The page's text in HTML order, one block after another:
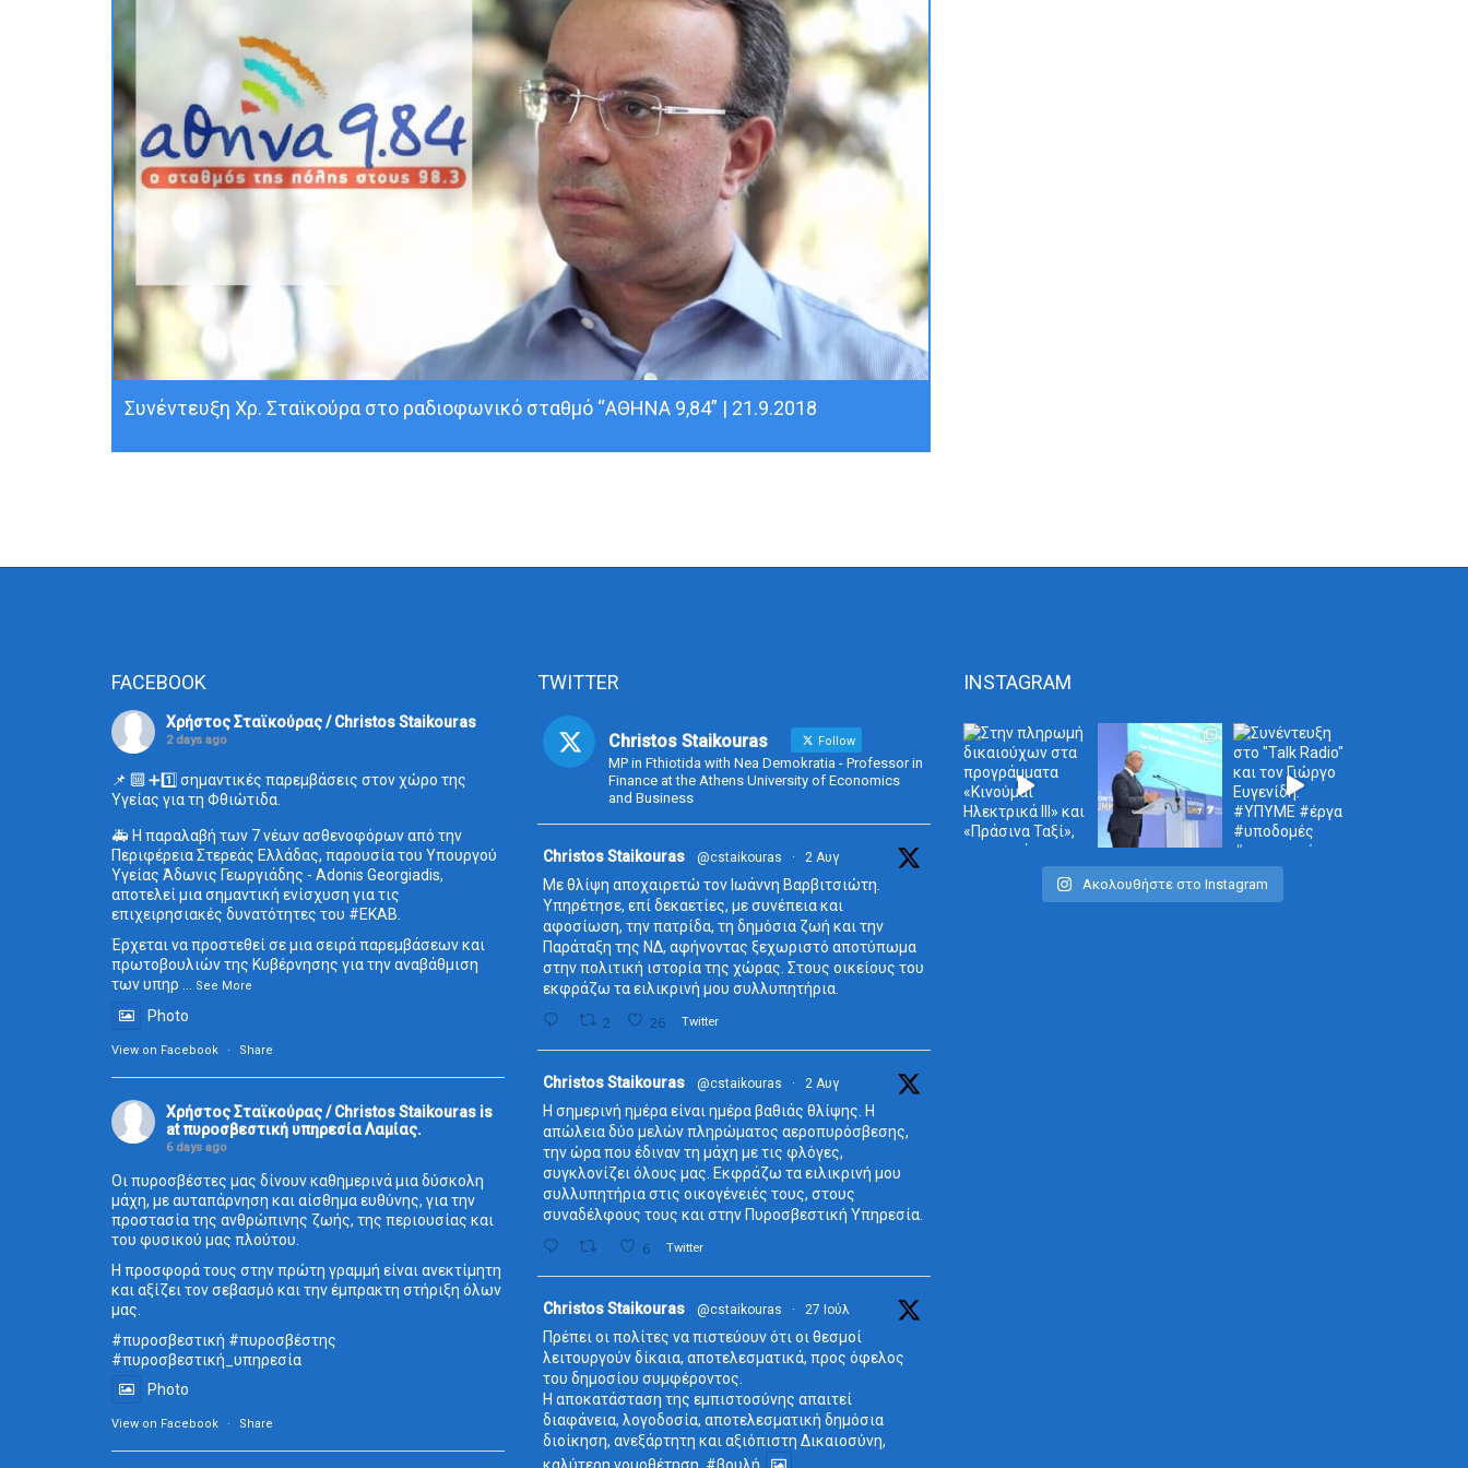
Συνέντευξη Χρ. Σταϊκούρα στο ραδιοφωνικό σταθμό “ΑΘΗΝΑ 9,84” | 21.9.2018
FACEBOOK
Χρήστος Σταϊκούρας / Christos Staikouras
2 days ago
📌 🔟 ➕1️⃣ σημαντικές παρεμβάσεις στον χώρο της
Υγείας για τη Φθιώτιδα.
🚑 Η παραλαβή των 7 νέων ασθενοφόρων από την
Περιφέρεια Στερεάς Ελλάδας, παρουσία του Υπουργού
Υγείας Άδωνις Γεωργιάδης - Adonis Georgiadis,
αποτελεί μια σημαντική ενίσχυση για τις
επιχειρησιακές δυνατότητες του #ΕΚΑΒ.
Έρχεται να προστεθεί σε μια σειρά παρεμβάσεων και
πρωτοβουλιών της Κυβέρνησης για την αναβάθμιση
των υπηρ ... See More
Photo
View on Facebook · Share
Χρήστος Σταϊκούρας / Christos Staikouras is
at πυροσβεστική υπηρεσία Λαμίας.
6 days ago
Οι πυροσβέστες μας δίνουν καθημερινά μια δύσκολη
μάχη, με αυταπάρνηση και αίσθημα ευθύνης, για την
προστασία της ανθρώπινης ζωής, της περιουσίας και
του φυσικού μας πλούτου.
Η προσφορά τους στην πρώτη γραμμή είναι ανεκτίμητη
και αξίζει τον σεβασμό και την έμπρακτη στήριξη όλων
μας.
#πυροσβεστική #πυροσβέστης
#πυροσβεστική_ υπηρεσία
Photo
View on Facebook · Share
TWITTER
Christos Staikouras Follow
MP in Fthiotida with Nea Demokratia - Professor in
Finance at the Athens University of Economics
and Business
Avata
Christos Staikouras @cstaikouras · 2 Αυγ
Με θλίψη αποχαιρετώ τον Ιωάννη Βαρβιτσιώτη.
Υπηρέτησε, επί δεκαετίες, με συνέπεια και
αφοσίωση, την πατρίδα, τη δημόσια ζωή και την
Παράταξη της ΝΔ, αφήνοντας ξεχωριστό αποτύπωμα
στην πολιτική ιστορία της χώρας. Στους οικείους του
εκφράζω τα ειλικρινή μου συλλυπητήρια.
2 26 Twitter
Avata
Christos Staikouras @cstaikouras · 2 Αυγ
Η σημερινή ημέρα είναι ημέρα βαθιάς θλίψης. Η
απώλεια δύο μελών πληρώματος αεροπυρόσβεσης,
την ώρα που έδιναν τη μάχη με τις φλόγες,
συγκλονίζει όλους μας. Εκφράζω τα ειλικρινή μου
συλλυπητήρια στις οικογένειές τους, στους
συναδέλφους τους και στην Πυροσβεστική Υπηρεσία.
6 Twitter
Christos Staikouras @cstaikouras · 27 Ιούλ
Πρέπει οι πολίτες να πιστεύουν ότι οι θεσμοί
λειτουργούν δίκαια, αποτελεσματικά, προς όφελος
του δημοσίου συμφέροντος.
Η αποκατάσταση της εμπιστοσύνης απαιτεί
διαφάνεια, λογοδοσία, αποτελεσματική δημόσια
διοίκηση, ανεξάρτητη και αξιόπιστη Δικαιοσύνη,
INSTAGRAM
Ακολουθήστε στο Instagram